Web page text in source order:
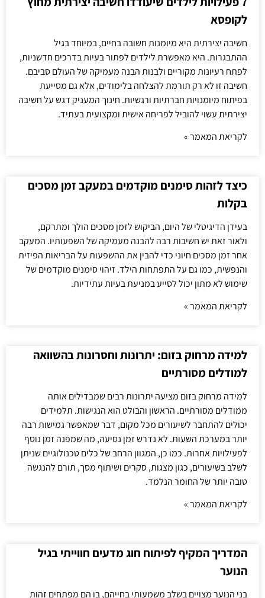
לקופסא
חשיבה יצירתית היא מיומנות חשובה בחיים, במיוחד בגיל
ההתבגרות. היא מאפשרת לילדים לפתור בעיות בדרכים חדשניות,
לפתח רעיונות מקוריים ולבנות הבנה מעמיקה של העולם סביבם.
חשיבה זו לא רק תורמת להצלחה בלימודים, אלא גם מסייעת
בפיתוח מיומנויות חברתיות ורגשיות. חינוך המעניק דגש על חשיבה
יצירתית עשוי להוביל לפריחה אישית ומקצועית בעתיד.
לקריאת המאמר »
כיצד לזהות סימנים מוקדמים במעקב זמן מסכים
בקלות
בעידן הדיגיטלי של היום, הביקוש לזמן מסכים הולך ומתרקם,
ולאור זאת יש חשיבות רבה להבנה מעמיקה של השפעותיו. המעקב
אחר זמן מסכים חיוני כדי להבין את ההשפעות על הבריאות הפיזית
והנפשית, כמו גם על התפתחות הילד. זיהוי סימנים מוקדמים של
שימוש לא מתון יכול לסייע במניעת בעיות עתידיות.
לקריאת המאמר »
למידה מרחוק בזום: יתרונות וחסרונות בהשוואה
למודלים מסורתיים
למידה מרחוק בזום מציעה יתרונות רבים שמבדילים אותה
ממודלים מסורתיים. הראשון והבולט הוא הנגישות. תלמידים
יכולים להתחבר לשיעורים מכל מקום, דבר שמאפשר גמישות רבה
יותר במערכת השעות. לא נדרש זמן נסיעה, מה שמפנה זמן נוסף
לפעילויות אחרות. כמו כן, המגוון הרחב של כלים טכנולוגיים שניתן
לשלב בשיעורים, כגון מצגות, סקרים ושיתוף מסך, תורם להנגשה
טובה יותר של החומר הנלמד.
לקריאת המאמר »
המדריך המקיף לפיתוח חוג מדעים חווייתי בגיל
הנוער
בני הנוער מצויים בשלב משמעותי בחייהם, בו הם מפתחים זהות